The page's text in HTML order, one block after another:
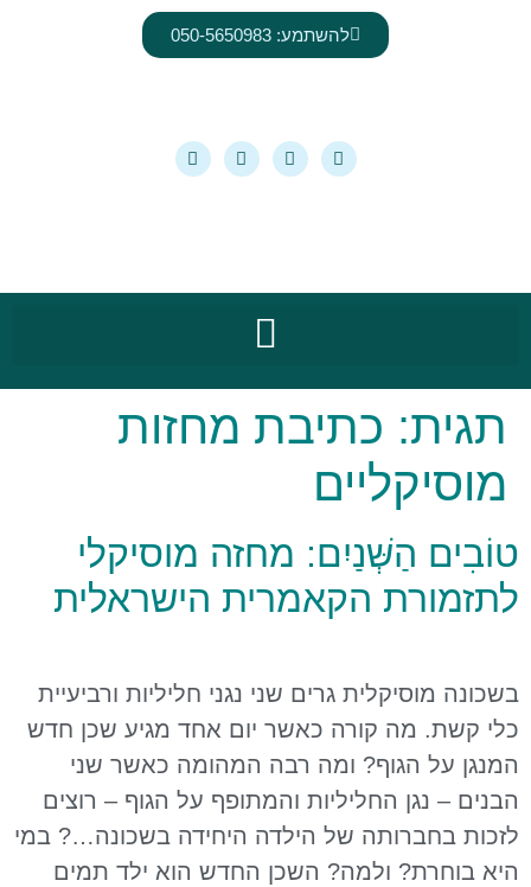
להשתמע: 050-5650983
תגית: כתיבת מחזות
מוסיקליים
טוֹבִים הַשְּׁנַיִם: מחזה מוסיקלי
לתזמורת הקאמרית הישראלית
בשכונה מוסיקלית גרים שני נגני חליליות ורביעיית
כלי קשת. מה קורה כאשר יום אחד מגיע שכן חדש
המנגן על הגוף? ומה רבה המהומה כאשר שני
הבנים – נגן החליליות והמתופף על הגוף – רוצים
לזכות בחברותה של הילדה היחידה בשכונה…? במי
היא בוחרת? ולמה? השכן החדש הוא ילד תמים